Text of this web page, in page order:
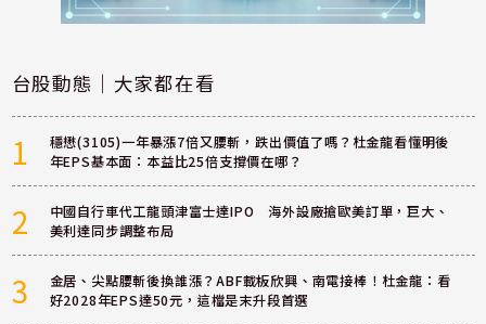
台股動態｜大家都在看
1
穩懋(3105)一年暴漲7倍又腰斬，跌出價值了嗎？杜金龍看懂明後
年EPS基本面：本益比25倍支撐價在哪？
2
中國自行車代工龍頭津富士達IPO 海外設廠搶歐美訂單，巨大、
美利達同步調整布局
3
金居、尖點腰斬後換誰漲？ABF載板欣興、南電接棒！杜金龍：看
好2028年EPS達50元，這檔是末升段首選